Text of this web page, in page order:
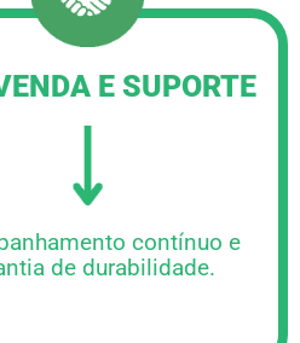
E SUPORTE
contínuo e
de durabilidade.